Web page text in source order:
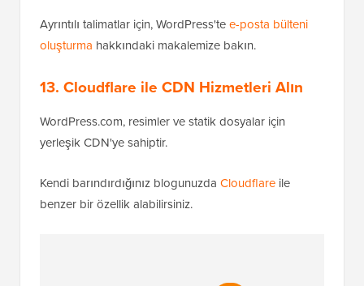
Ayrıntılı talimatlar için, WordPress'tee-posta bülteni
oluşturma hakkındaki makalemize bakın.
13. Cloudflare ile CDN Hizmetleri Alın
WordPress.com, resimler ve statik dosyalar için
yerleşik CDN'ye sahiptir.
Kendi barındırdığınız blogunuzda Cloudflare ile
benzer bir özellik alabilirsiniz.